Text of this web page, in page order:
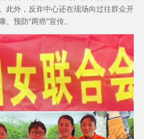
此外，反诈中心还在现场向过往群众开
预防“两癌”宣传。